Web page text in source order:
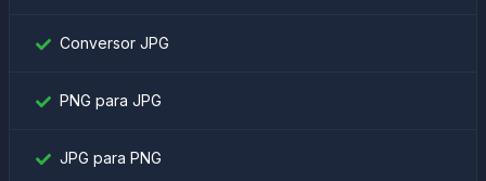
Conversor JPG
PNG para JPG
JPG para PNG